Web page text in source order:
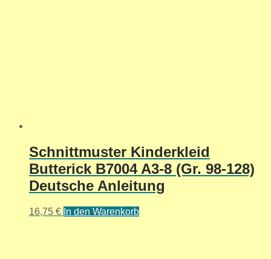
Schnittmuster Kinderkleid
Butterick B7004 A3-8 (Gr. 98-128)
Deutsche Anleitung
16,75 € In den Warenkorb